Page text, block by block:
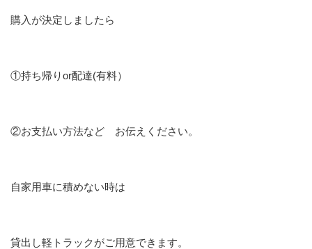
購入が決定しましたら
①持ち帰りor配達(有料）
②お支払い方法など お伝えください。
自家用車に積めない時は
貸出し軽トラックがご用意できます。